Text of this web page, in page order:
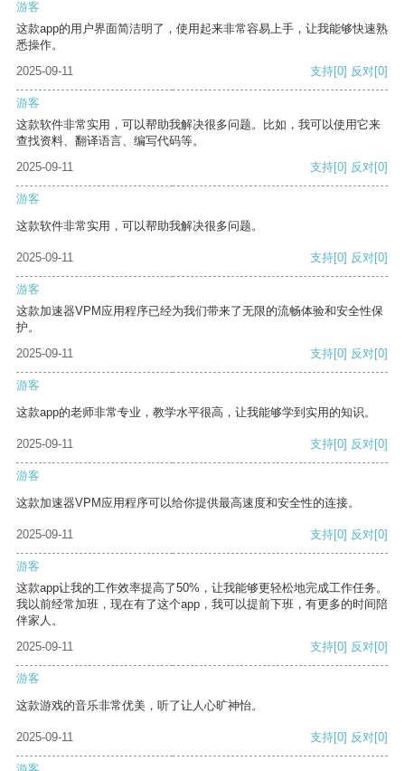
游客
这款app的用户界面简洁明了，使用起来非常容易上手，让我能够快速熟
悉操作。
2025-09-11
支持[0] 反对[0]
游客
这款软件非常实用，可以帮助我解决很多问题。比如，我可以使用它来
查找资料、翻译语言、编写代码等。
2025-09-11
支持[0] 反对[0]
游客
这款软件非常实用，可以帮助我解决很多问题。
2025-09-11 支持[0] 反对[0]
游客
这款加速器VPM应用程序已经为我们带来了无限的流畅体验和安全性保
护。
2025-09-11
支持[0] 反对[0]
游客
这款app的老师非常专业，教学水平很高，让我能够学到实用的知识。
2025-09-11 支持[0] 反对[0]
游客
这款加速器VPM应用程序可以给你提供最高速度和安全性的连接。
2025-09-11 支持[0] 反对[0]
游客
这款app让我的工作效率提高了50%，让我能够更轻松地完成工作任务。
我以前经常加班，现在有了这个app，我可以提前下班，有更多的时间陪
伴家人。
2025-09-11
支持[0] 反对[0]
游客
这款游戏的音乐非常优美，听了让人心旷神怡。
2025-09-11 支持[0] 反对[0]